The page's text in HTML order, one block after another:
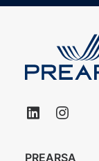
PREARSA